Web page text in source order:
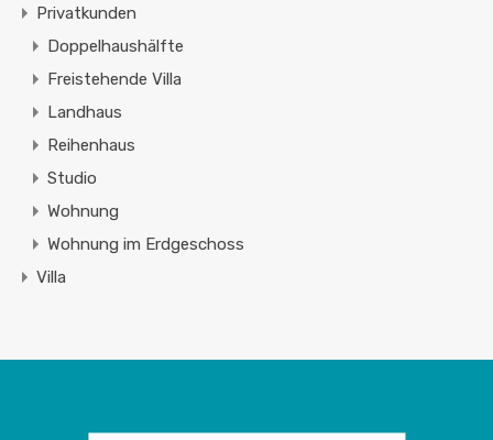
Privatkunden
Doppelhaushälfte
Freistehende Villa
Landhaus
Reihenhaus
Studio
Wohnung
Wohnung im Erdgeschoss
Villa